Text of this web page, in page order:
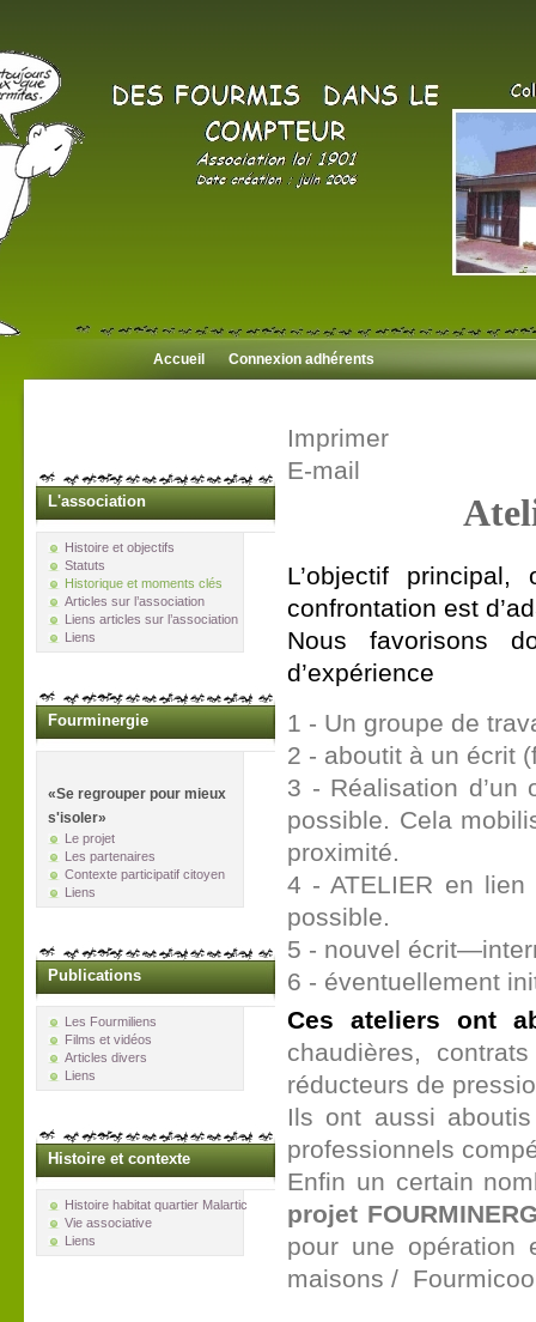
Accueil Connexion adhérents
L'association
Histoire et objectifs
Statuts
Historique et moments clés
Articles sur l’association
Liens articles sur l’association
Liens
Fourminergie
«Se regrouper pour mieux
s'isoler»
Le projet
Les partenaires
Contexte participatif citoyen
Liens
Publications
Les Fourmiliens
Films et vidéos
Articles divers
Liens
Histoire et contexte
Histoire habitat quartier Malartic
Vie associative
Liens
Imprimer
E-mail
L’objectif
confrontation est
Nous favorisons
d’expérience
1 - Un groupe de
2 - aboutit à un écrit
3 - Réalisation d’un
possible. Cela
proximité.
4 - ATELIER en
possible.
5 - nouvel
6 - éventuellement
Ces ateliers ont
chaudières,
réducteurs de
Ils ont aussi
professionnels
Enfin un certain
projet
pour une opération
maisons /